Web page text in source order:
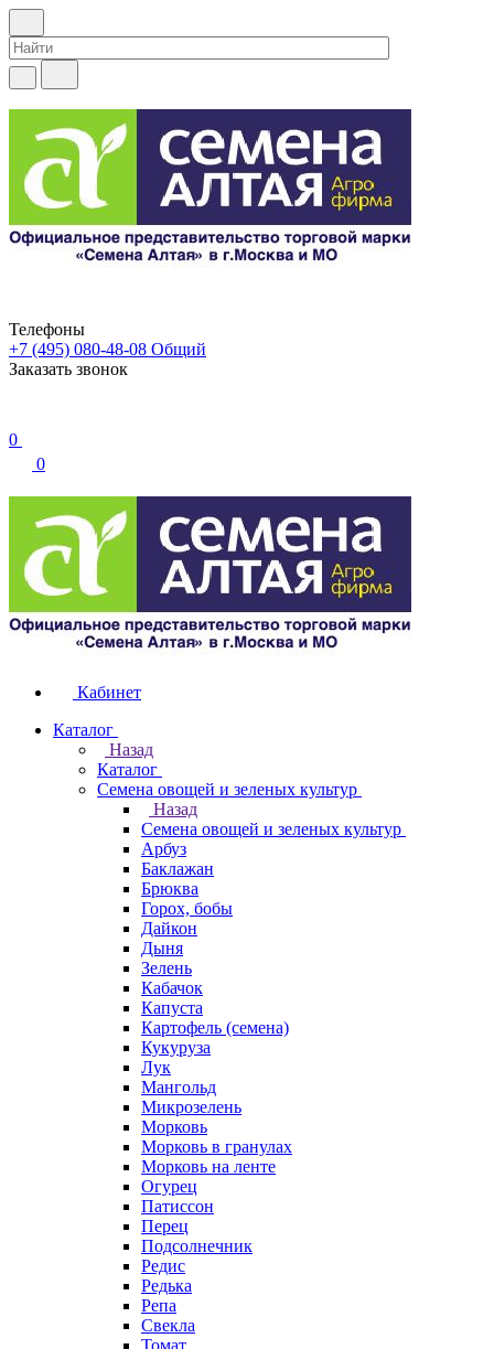
Телефоны
+7 (495) 080-48-08 Общий
Заказать звонок
0
0
Кабинет
Каталог
Назад
Каталог
Семена овощей и зеленых культур
Назад
Семена овощей и зеленых культур
Арбуз
Баклажан
Брюква
Горох, бобы
Дайкон
Дыня
Зелень
Кабачок
Капуста
Картофель (семена)
Кукуруза
Лук
Мангольд
Микрозелень
Морковь
Морковь в гранулах
Морковь на ленте
Огурец
Патиссон
Перец
Подсолнечник
Редис
Редька
Репа
Свекла
Томат